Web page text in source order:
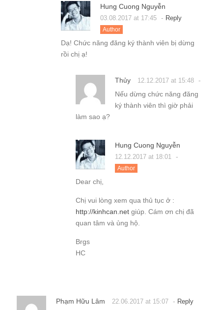
Hung Cuong Nguyễn
03.08.2017 at 17:45 - Reply
Author
Dạ! Chức năng đăng ký thành viên bị dừng
rồi chị ạ!
Thủy 12.12.2017 at 15:48 -
Nếu dừng chức năng đăng
ký thành viên thì giờ phải
làm sao ạ?
Hung Cuong Nguyễn
12.12.2017 at 18:01 -
Author
Dear chị,
Chị vui lòng xem qua thủ tục ở :
http://kinhcan.net giúp. Cám ơn chị đã
quan tâm và ủng hộ.
Brgs
HC
Phạm Hữu Lâm 22.06.2017 at 15:07 - Reply